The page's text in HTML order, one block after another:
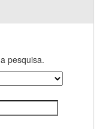
pesquisa.